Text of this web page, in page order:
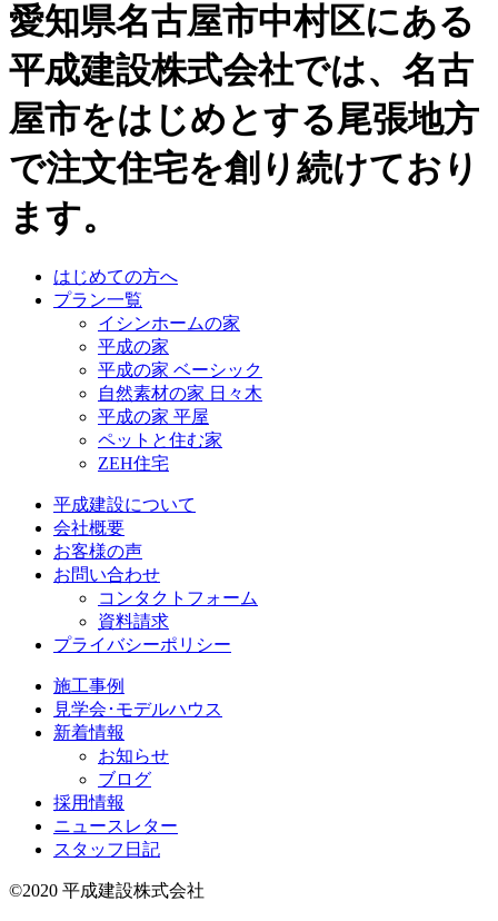
愛知県名古屋市中村区にある
平成建設株式会社では、名古
屋市をはじめとする尾張地方
で注文住宅を創り続けており
ます。
はじめての方へ
プラン一覧
イシンホームの家
平成の家
平成の家 ベーシック
自然素材の家 日々木
平成の家 平屋
ペットと住む家
ZEH住宅
平成建設について
会社概要
お客様の声
お問い合わせ
コンタクトフォーム
資料請求
プライバシーポリシー
施工事例
見学会･モデルハウス
新着情報
お知らせ
ブログ
採用情報
ニュースレター
スタッフ日記
©2020 平成建設株式会社